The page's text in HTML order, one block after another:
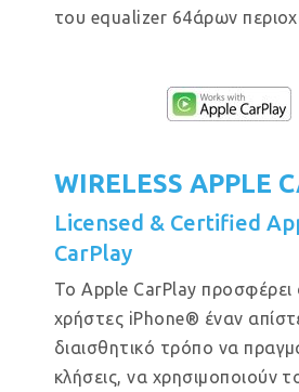
του equalizer 64άρων
WIRELESS APPLE
Licensed & Certified
CarPlay
Το Apple CarPlay προσφέρει
χρήστες iPhone® έναν
διαισθητικό τρόπο να
κλήσεις, να χρησιμοποιούν